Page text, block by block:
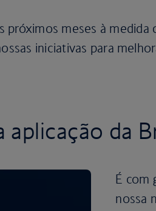
próximos meses à medida
iniciativas para
aplicação da
É com
nossa